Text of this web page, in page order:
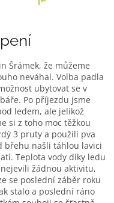
Šrámek, že můžeme
neváhal. Volba padla
ubytovat se v
Po příjezdu jsme
ledem, ale jelikož
si z toho moc těžkou
3 pruty a použili pva
břehu našli táhlou lavici
Teplota vody díky ledu
žádnou aktivitu,
se poslední záběr roku
stalo a poslední ráno